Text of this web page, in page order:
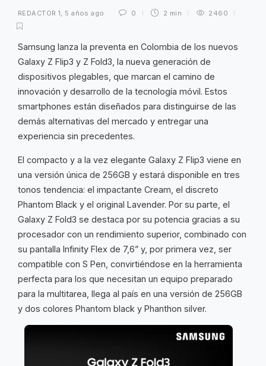
REDACTOR 1, 5 años ago 0 2 min 2460
Samsung lanza la preventa en Colombia de los nuevos
Galaxy Z Flip3 y Z Fold3, la nueva generación de
dispositivos plegables, que marcan el camino de
innovación y desarrollo de la tecnología móvil. Estos
smartphones están diseñados para distinguirse de las
demás alternativas del mercado y entregar una
experiencia sin precedentes.
El compacto y a la vez elegante Galaxy Z Flip3 viene en
una versión única de 256GB y estará disponible en tres
tonos tendencia: el impactante Cream, el discreto
Phantom Black y el original Lavender. Por su parte, el
Galaxy Z Fold3 se destaca por su potencia gracias a su
procesador con un rendimiento superior, combinado con
su pantalla Infinity Flex de 7,6” y, por primera vez, ser
compatible con S Pen, convirtiéndose en la herramienta
perfecta para los que necesitan un equipo preparado
para la multitarea, llega al país en una versión de 256GB
y dos colores Phantom black y Phanthon silver.